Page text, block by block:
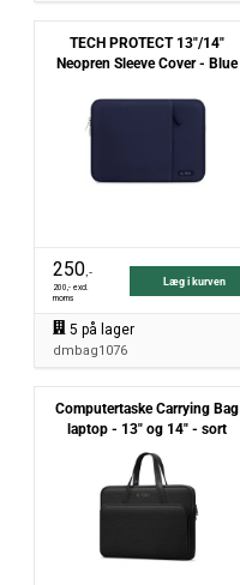
TECH PROTECT 13"/14"
Neopren Sleeve Cover - Blue
250,-
200,- excl.
moms
Læg i kurven
5 på lager
dmbag1076
Computertaske Carrying Bag
laptop - 13" og 14" - sort